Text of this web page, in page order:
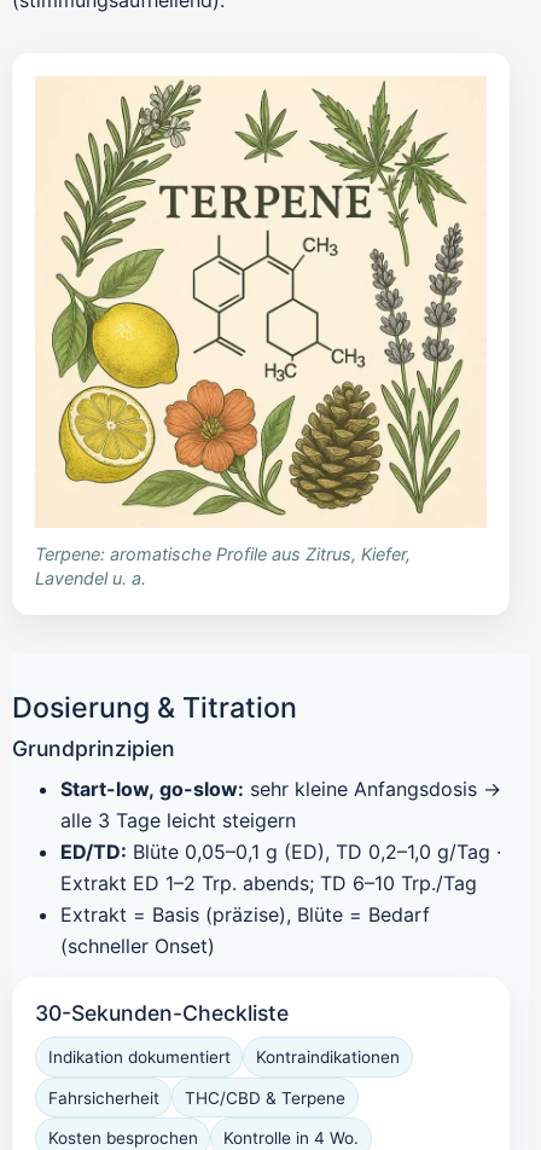
Terpene: aromatische Profile aus Zitrus, Kiefer,
Lavendel u. a.
Dosierung & Titration
Grundprinzipien
Start-low, go-slow: sehr kleine Anfangsdosis →
alle 3 Tage leicht steigern
ED/TD: Blüte 0,05–0,1 g (ED), TD 0,2–1,0 g/Tag ·
Extrakt ED 1–2 Trp. abends; TD 6–10 Trp./Tag
Extrakt = Basis (präzise), Blüte = Bedarf
(schneller Onset)
30-Sekunden-Checkliste
Indikation dokumentiert Kontraindikationen
Fahrsicherheit THC/CBD & Terpene
Kosten besprochen Kontrolle in 4 Wo.